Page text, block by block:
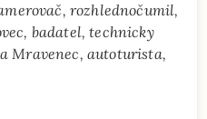
rozhlednočumil,
badatel, technicky
Mravenec, autoturista,